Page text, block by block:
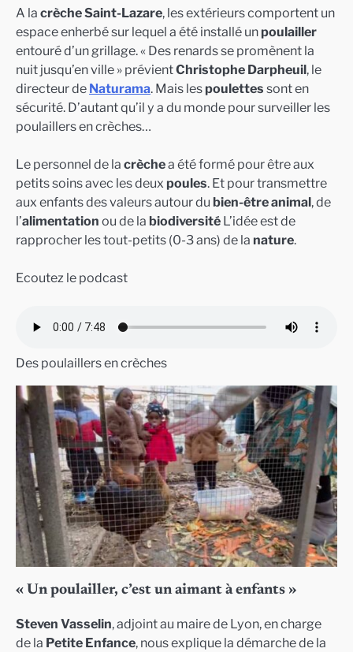
A la crèche Saint-Lazare, les extérieurs comportent un
espace enherbé sur lequel a été installé un poulailler
entouré d’un grillage. « Des renards se promènent la
nuit jusqu’en ville » prévientChristophe Darpheuil, le
directeur de Naturama. Mais les poulettes sont en
sécurité. D’autant qu’il y a du monde pour surveiller les
poulaillers en crèches…
Le personnel de la crèchea été formé pour être aux
petits soins avec les deux poules. Et pour transmettre
aux enfants des valeurs autour du bien-être animal, de
l’alimentation ou de la biodiversité L’idée est de
rapprocher les tout-petits (0-3 ans) de la nature.
Ecoutez le podcast
Des poulaillers en crèches
« Un poulailler, c’est un aimant à enfants »
Steven Vasselin, adjoint au maire de Lyon, en charge
de la Petite Enfance, nous explique la démarche de la